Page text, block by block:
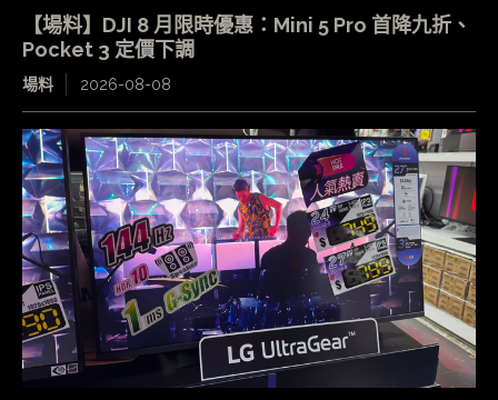
【場料】DJI 8 月限時優惠：Mini 5 Pro 首降九折、
Pocket 3 定價下調
場料 2026-08-08